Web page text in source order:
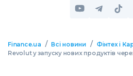
Finance.ua / Всі новини / Фінтех і
Revolut у запуску нових продуктів